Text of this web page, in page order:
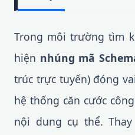
Trong môi trường tìm
hiện nhúng mã
trúc trực tuyến) đóng
hệ thống căn cước
nội dung cụ thể.